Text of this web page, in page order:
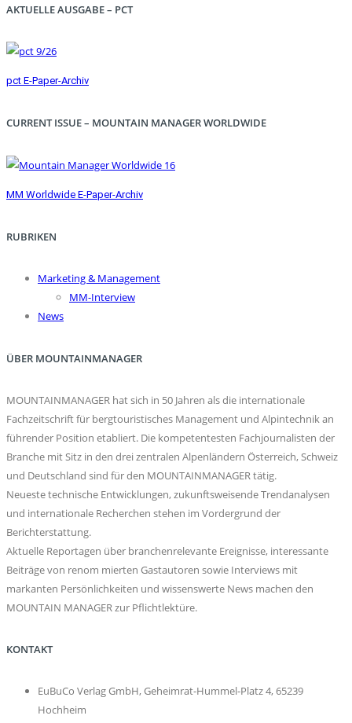
AKTUELLE AUSGABE – PCT
pct E-Paper-Archiv
CURRENT ISSUE – MOUNTAIN MANAGER WORLDWIDE
MM Worldwide E-Paper-Archiv
RUBRIKEN
Marketing & Management
MM-Interview
News
ÜBER MOUNTAINMANAGER
MOUNTAINMANAGER hat sich in 50 Jahren als die internationale
Fachzeitschrift für bergtouristisches Management und Alpintechnik an
führender Position etabliert. Die kompetentesten Fachjournalisten der
Branche mit Sitz in den drei zentralen Alpenländern Österreich, Schweiz
und Deutschland sind für den MOUNTAINMANAGER tätig.
Neueste technische Entwicklungen, zukunftsweisende Trendanalysen
und internationale Recherchen stehen im Vordergrund der
Berichterstattung.
Aktuelle Reportagen über branchenrelevante Ereignisse, interessante
Beiträge von renom mierten Gastautoren sowie Interviews mit
markanten Persönlichkeiten und wissenswerte News machen den
MOUNTAIN MANAGER zur Pflichtlektüre.
KONTAKT
EuBuCo Verlag GmbH, Geheimrat-Hummel-Platz 4, 65239
Hochheim